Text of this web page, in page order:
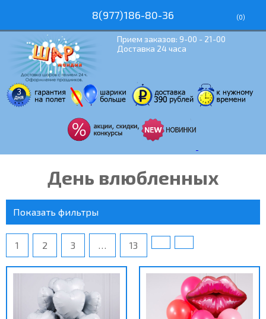
8(977)186-80-36 (0)
Прием заказов: 9-00 - 21-00
Доставка 24 часа
День влюбленных
Показать фильтры
1 2 3 … 13